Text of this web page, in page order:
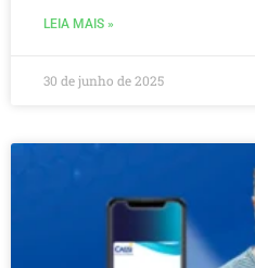
LEIA MAIS »
30 de junho de 2025